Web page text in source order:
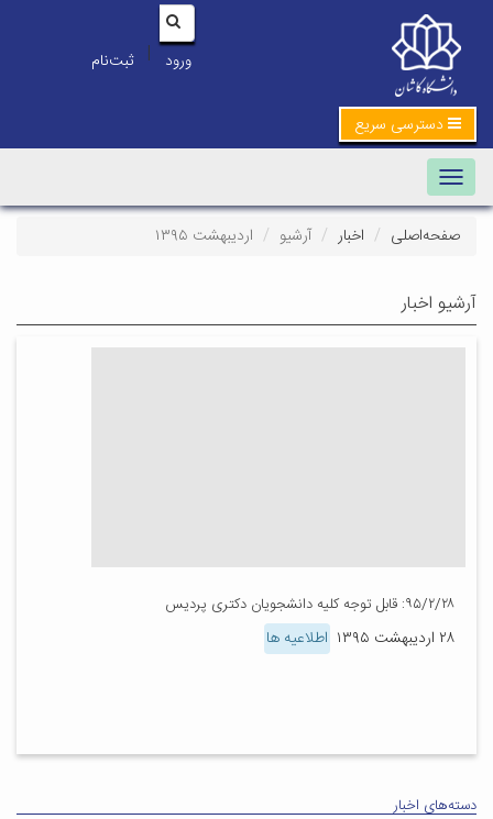
ورود | ثبت‌نام
دسترسی سریع
Toggle navigation
صفحه‌اصلی اخبار آرشیو اردیبهشت ۱۳۹۵
آرشیو اخبار
۹۵/۲/۲۸: قابل توجه کلیه دانشجویان دکتری پردیس
۲۸ اردیبهشت ۱۳۹۵ اطلاعیه ها
دسته‌های اخبار